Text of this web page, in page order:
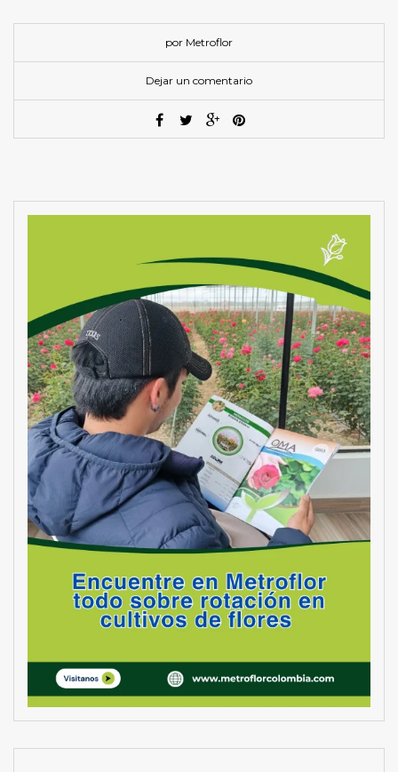
por Metroflor
Dejar un comentario